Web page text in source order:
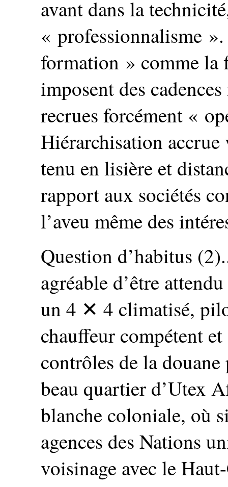
avant dans la
« professionnalisme
formation » comme la
imposent des
recrues forcément «
Hiérarchisation
tenu en lisière et
rapport aux sociétés
l’aveu même des
Question d’habitus
agréable d’être
un 4 ✕ 4 climatisé,
chauffeur compétent
contrôles de la
beau quartier d’Utex
blanche coloniale, où
agences des Nations
voisinage avec le